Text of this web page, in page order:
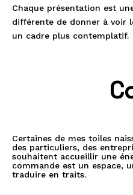
Chaque présentation est
différente de donner à
un cadre plus contemplatif.
Certaines de mes toiles
des particuliers, des
souhaitent accueillir une
commande est un espace,
traduire en traits.